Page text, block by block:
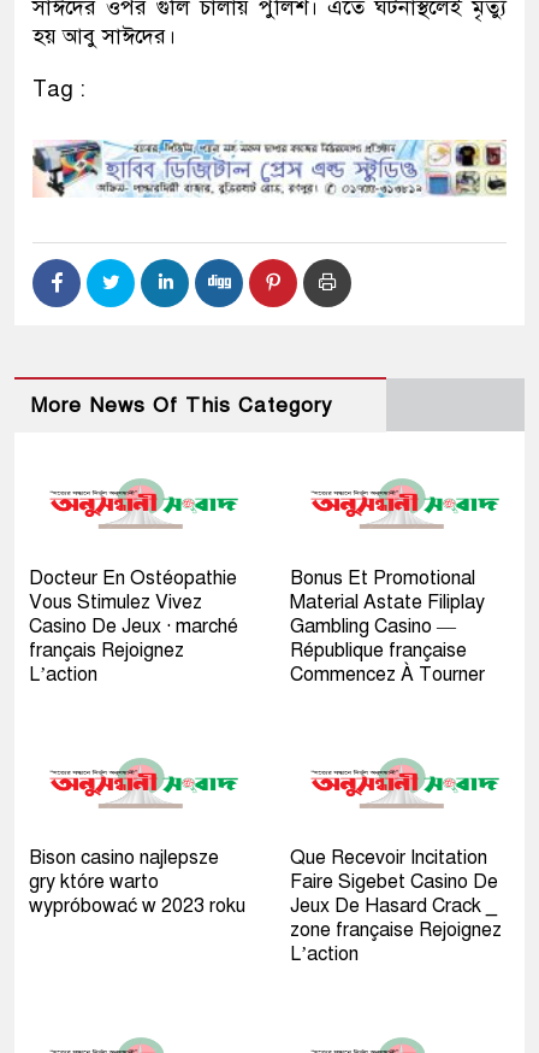
সাঈদের ওপর গুলি চালায় পুলিশ। এতে ঘটনাস্থলেই মৃত্যু
হয় আবু সাঈদের।
Tag :
More News Of This Category
Docteur En Ostéopathie
Vous Stimulez Vivez
Casino De Jeux · marché
français Rejoignez
L’action
Bonus Et Promotional
Material Astate Filiplay
Gambling Casino —
République française
Commencez À Tourner
Bison casino najlepsze
gry które warto
wypróbować w 2023 roku
Que Recevoir Incitation
Faire Sigebet Casino De
Jeux De Hasard Crack _
zone française Rejoignez
L’action